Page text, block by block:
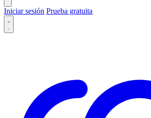
Iniciar sesión Prueba gratuita